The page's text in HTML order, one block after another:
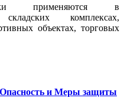
применяются в
комплексах,
объектах, торговых
и Меры защиты